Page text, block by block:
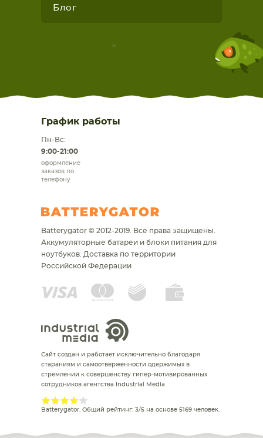
Блог
График работы
Пн-Вс:
9:00-21:00
оформление
заказов по
телефону
Batterygator © 2012-2019. Все права защищены.
Аккумуляторные батареи и блоки питания для
ноутбуков. Доставка по территории
Российской Федерации
Сайт создан и работает исключительно благодаря
стараниям и самоотверженности одержимых в
стремлении к совершенству гипер-мотивированных
сотрудников агентства Industrial Media
Batterygator. Общий рейтинг: 3/5 на основе 5169 человек.